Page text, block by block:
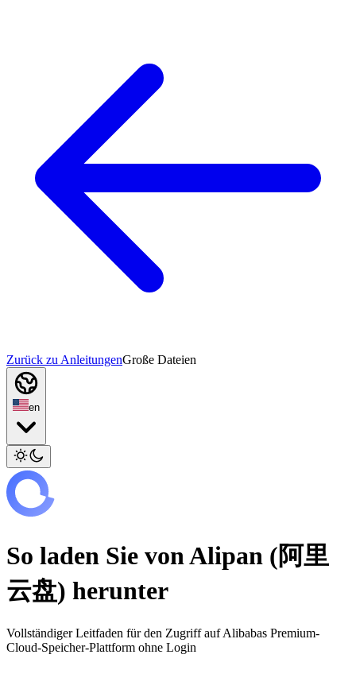
Zurück zu AnleitungenGroße Dateien
en
So laden Sie von Alipan (阿里
云盘) herunter
Vollständiger Leitfaden für den Zugriff auf Alibabas Premium-
Cloud-Speicher-Plattform ohne Login